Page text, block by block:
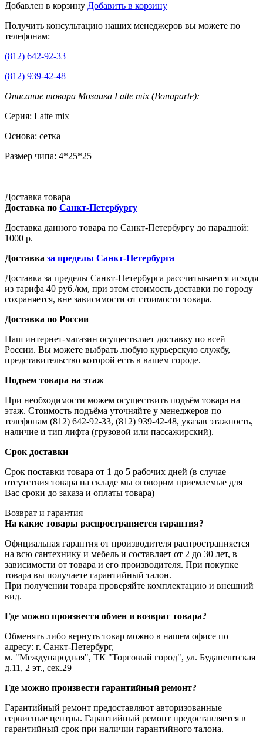
Добавлен в корзину Добавить в корзину
Получить консультацию наших менеджеров вы можете по
телефонам:
(812) 642-92-33
(812) 939-42-48
Описание товара Мозаика Latte mix (Bonaparte):
Серия: Latte mix
Основа: сетка
Размер чипа: 4*25*25
Доставка товара
Доставка по Санкт-Петербургу
Доставка данного товара по Санкт-Петербургу до парадной:
1000 р.
Доставка за пределы Санкт-Петербурга
Доставка за пределы Санкт-Петербурга рассчитывается исходя
из тарифа 40 руб./км, при этом стоимость доставки по городу
сохраняется, вне зависимости от стоимости товара.
Доставка по России
Наш интернет-магазин осуществляет доставку по всей
России. Вы можете выбрать любую курьерскую службу,
представительство которой есть в вашем городе.
Подъем товара на этаж
При необходимости можем осуществить подъём товара на
этаж. Стоимость подъёма уточняйте у менеджеров по
телефонам (812) 642-92-33, (812) 939-42-48, указав этажность,
наличие и тип лифта (грузовой или пассажирский).
Срок доставки
Срок поставки товара от 1 до 5 рабочих дней (в случае
отсутствия товара на складе мы оговорим приемлемые для
Вас сроки до заказа и оплаты товара)
Возврат и гарантия
На какие товары распространяется гарантия?
Официальная гарантия от производителя распространияется
на всю сантехнику и мебель и составляет от 2 до 30 лет, в
зависимости от товара и его производителя. При покупке
товара вы получаете гарантийный талон.
При получении товара проверяйте комплектацию и внешний
вид.
Где можно произвести обмен и возврат товара?
Обменять либо вернуть товар можно в нашем офисе по
адресу: г. Санкт-Петербург,
м. "Международная", ТК "Торговый город", ул. Будапештская
д.11, 2 эт., сек.29
Где можно произвести гарантийный ремонт?
Гарантийный ремонт предоставляют авторизованные
сервисные центры. Гарантийный ремонт предоставляется в
гарантийный срок при наличии гарантийного талона.